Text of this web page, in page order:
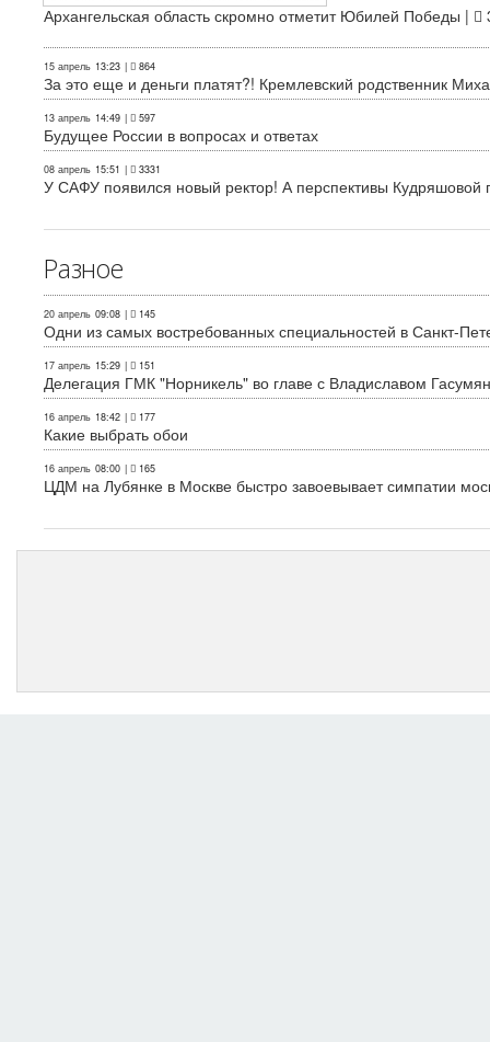
Архангельская область скромно отметит Юбилей Победы |
15 апрель 13:23 | 864
За это еще и деньги платят?! Кремлевский родственник
13 апрель 14:49 | 597
Будущее России в вопросах и ответах
08 апрель 15:51 | 3331
У САФУ появился новый ректор! А перспективы Кудряшовой
Разное
20 апрель 09:08 | 145
Одни из самых востребованных специальностей в Санкт-
17 апрель 15:29 | 151
Делегация ГМК "Норникель" во главе с Владиславом
16 апрель 18:42 | 177
Какие выбрать обои
16 апрель 08:00 | 165
ЦДМ на Лубянке в Москве быстро завоевывает симпатии